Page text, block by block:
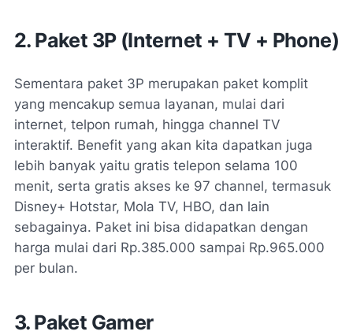
2. Paket 3P (Internet + TV + Phone)
Sementara paket 3P merupakan paket komplit
yang mencakup semua layanan, mulai dari
internet, telpon rumah, hingga channel TV
interaktif. Benefit yang akan kita dapatkan juga
lebih banyak yaitu gratis telepon selama 100
menit, serta gratis akses ke 97 channel, termasuk
Disney+ Hotstar, Mola TV, HBO, dan lain
sebagainya. Paket ini bisa didapatkan dengan
harga mulai dari Rp.385.000 sampai Rp.965.000
per bulan.
3. Paket Gamer